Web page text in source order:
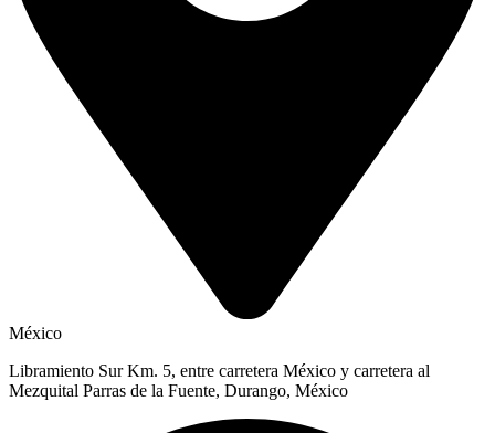
México
Libramiento Sur Km. 5, entre carretera México y carretera al
Mezquital Parras de la Fuente, Durango, México